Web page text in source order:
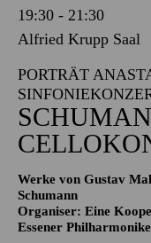
19:30 - 21:30
Alfried Krupp Saal
PORTRÄT
Werke von Gustav
Schumann
Organiser: Eine
Essener